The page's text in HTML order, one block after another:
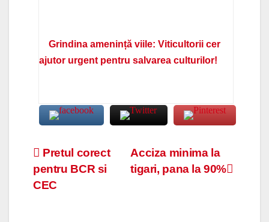
Grindina amenință viile: Viticultorii cer
ajutor urgent pentru salvarea culturilor!
Navigare
în
Acciza minima la
tigari, pana la 90%
Pretul corect
pentru BCR si
CEC